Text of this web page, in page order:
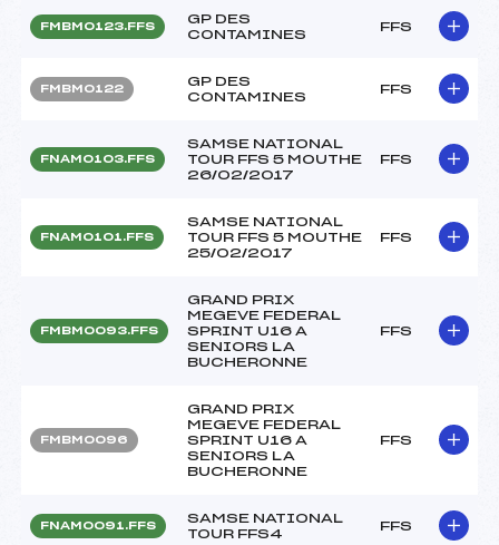
FMBM0123.FFS
GP DES
CONTAMINES
FFS
FMBM0122
GP DES
CONTAMINES
FFS
FNAM0103.FFS
SAMSE NATIONAL
TOUR FFS 5 MOUTHE
26/02/2017
FFS
FNAM0101.FFS
SAMSE NATIONAL
TOUR FFS 5 MOUTHE
25/02/2017
FFS
FMBM0093.FFS
GRAND PRIX
MEGEVE FEDERAL
SPRINT U16 A
SENIORS LA
BUCHERONNE
FFS
FMBM0096
GRAND PRIX
MEGEVE FEDERAL
SPRINT U16 A
SENIORS LA
BUCHERONNE
FFS
FNAM0091.FFS
SAMSE NATIONAL
TOUR FFS4
FFS